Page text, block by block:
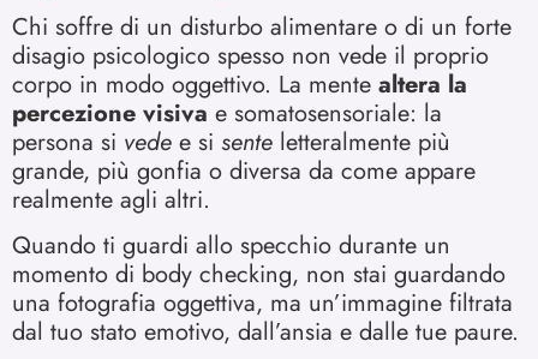
Chi soffre di un disturbo alimentare o di un forte
disagio psicologico spesso non vede il proprio
corpo in modo oggettivo. La mente altera la
percezione visiva e somatosensoriale: la
persona si vede e si sente letteralmente più
grande, più gonfia o diversa da come appare
realmente agli altri.
Quando ti guardi allo specchio durante un
momento di body checking, non stai guardando
una fotografia oggettiva, ma un’immagine filtrata
dal tuo stato emotivo, dall’ansia e dalle tue paure.